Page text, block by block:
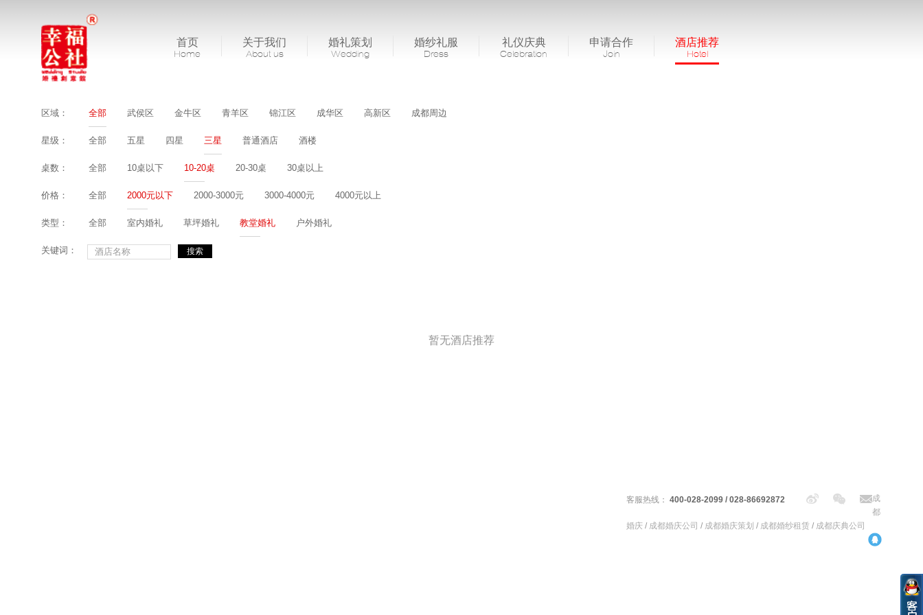
首页
Home
关于我们
About us
婚礼策划
Wedding
婚纱礼服
Dress
礼仪庆典
Celebration
申请合作
Join
酒店推荐
Hotel
区域： 全部 武侯区 金牛区 青羊区 锦江区 成华区 高新区 成都周边
星级： 全部 五星 四星 三星 普通酒店 酒楼
桌数： 全部 10桌以下 10-20桌 20-30桌 30桌以上
价格： 全部 2000元以下 2000-3000元 3000-4000元 4000元以上
类型： 全部 室内婚礼 草坪婚礼 教堂婚礼 户外婚礼
关键词：
暂无酒店推荐
客服热线： 400-028-2099 / 028-86692872
成
都
婚庆 / 成都婚庆公司 / 成都婚庆策划 / 成都婚纱租赁 / 成都庆典公司